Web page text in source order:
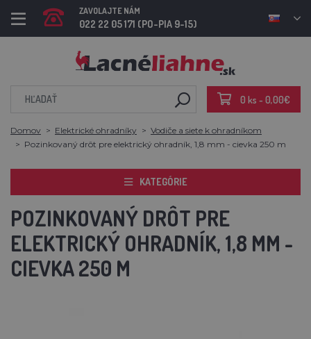
ZAVOLAJTE NÁM
022 22 05 171 (PO-PIA 9-15)
0 ks - 0,00€
Domov Elektrické ohradníky
Vodiče a siete k ohradníkom
Pozinkovaný drôt pre elektrický ohradník, 1,8 mm - cievka 250 m
KATEGÓRIE
POZINKOVANÝ DRÔT PRE
ELEKTRICKÝ OHRADNÍK, 1,8 MM -
CIEVKA 250 M